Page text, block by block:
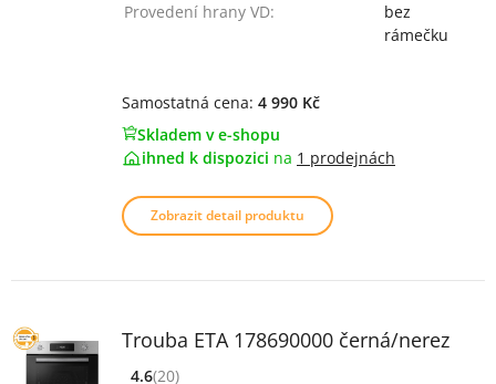
Provedení hrany VD:
bez
rámečku
Samostatná cena: 4 990 Kč
Skladem v e-shopu
ihned k dispozici na 1 prodejnách
Zobrazit detail produktu
Trouba ETA 178690000 černá/nerez
4.6(20)